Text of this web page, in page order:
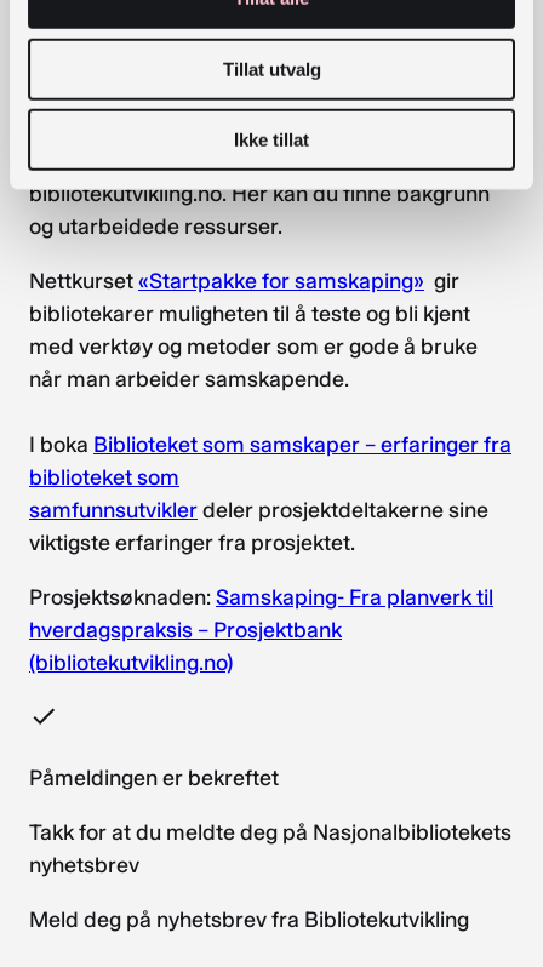
Tillat utvalg
Ikke tillat
https://bibliotekutvikling.no/arrangement/samska
ping-med-frivilligheten/
Tidligere erfaring
Prosjektet om samskaping har egne sider på
bibliotekutvikling.no. Her kan du finne bakgrunn
og utarbeidede ressurser.
Nettkurset«Startpakke for samskaping» gir
bibliotekarer muligheten til å teste og bli kjent
med verktøy og metoder som er gode å bruke
når man arbeider samskapende.
I boka Biblioteket som samskaper – erfaringer fra
biblioteket som
samfunnsutviklerdeler prosjektdeltakerne sine
viktigste erfaringer fra prosjektet.
Prosjektsøknaden:Samskaping- Fra planverk til
hverdagspraksis – Prosjektbank
(bibliotekutvikling.no)
Påmeldingen er bekreftet
Takk for at du meldte deg på Nasjonalbibliotekets
nyhetsbrev
Meld deg på nyhetsbrev fra Bibliotekutvikling